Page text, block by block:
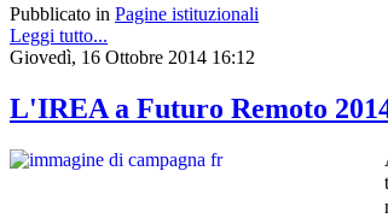
Pubblicato in Pagine istituzionali
Leggi tutto...
Giovedì, 16 Ottobre 2014 16:12
L'IREA a Futuro Remoto